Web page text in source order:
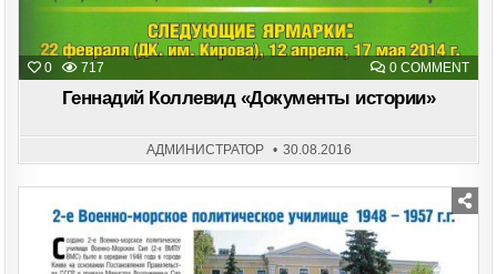
0 717 0 COMMENTON
Геннадий Коллевид «Документы истории»
АДМИНИСТРАТОР 30.08.2016
Posted
in